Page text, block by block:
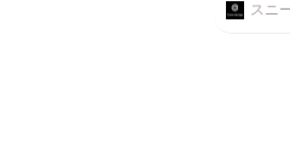
スニ